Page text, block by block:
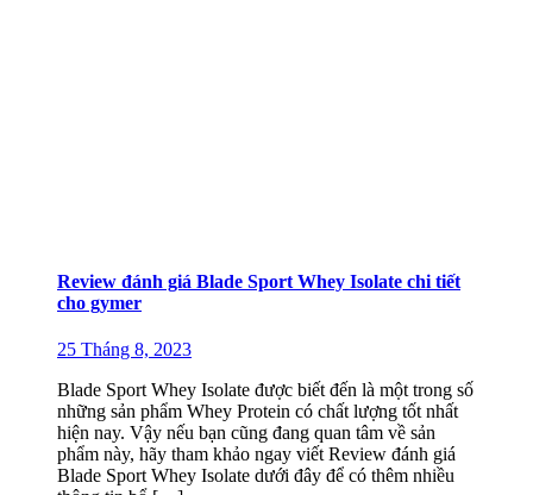
Review đánh giá Blade Sport Whey Isolate chi tiết
cho gymer
25 Tháng 8, 2023
Blade Sport Whey Isolate được biết đến là một trong số
những sản phẩm Whey Protein có chất lượng tốt nhất
hiện nay. Vậy nếu bạn cũng đang quan tâm về sản
phẩm này, hãy tham khảo ngay viết Review đánh giá
Blade Sport Whey Isolate dưới đây để có thêm nhiều